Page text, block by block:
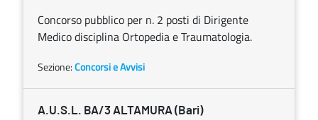
Concorso pubblico per n. 2 posti di Dirigente
Medico disciplina Ortopedia e Traumatologia.
Sezione:Concorsi e Avvisi
A.U.S.L. BA/3 ALTAMURA (Bari)